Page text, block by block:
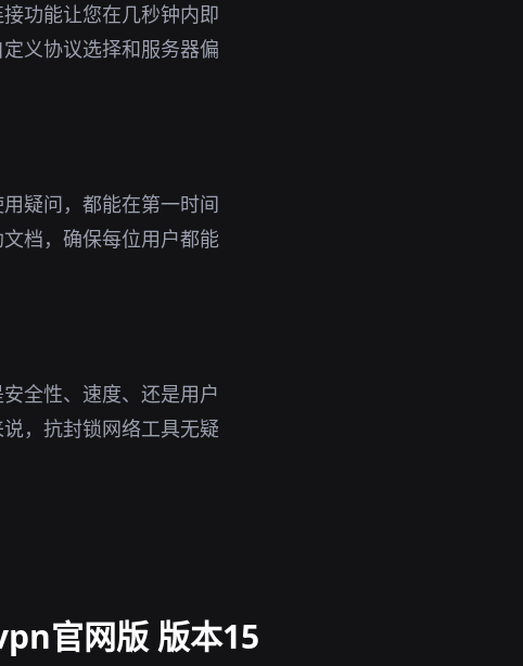
功能让您在几秒钟内即
义协议选择和服务器偏
疑问，都能在第一时间
档，确保每位用户都能
全性、速度、还是用户
，抗封锁网络工具无疑
官网版 版本15